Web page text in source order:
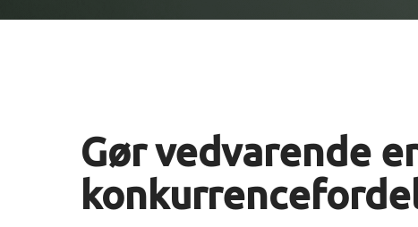
Gør vedvarende